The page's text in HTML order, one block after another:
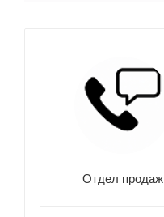
Отдел продаж